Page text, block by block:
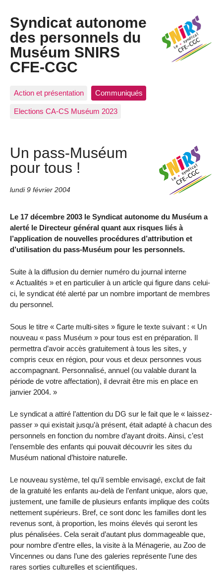
Syndicat autonome
des personnels du
Muséum SNIRS
CFE-CGC
Action et présentation Communiqués
Elections CA-CS Muséum 2023
Un pass-Muséum
pour tous !
lundi 9 février 2004
Le 17 décembre 2003 le Syndicat autonome du Muséum a
alerté le Directeur général quant aux risques liés à
l’application de nouvelles procédures d’attribution et
d’utilisation du pass-Muséum pour les personnels.
Suite à la diffusion du dernier numéro du journal interne
« Actualités » et en particulier à un article qui figure dans celui-
ci, le syndicat été alerté par un nombre important de membres
du personnel.
Sous le titre « Carte multi-sites » figure le texte suivant : « Un
nouveau « pass Muséum » pour tous est en préparation. Il
permettra d’avoir accès gratuitement à tous les sites, y
compris ceux en région, pour vous et deux personnes vous
accompagnant. Personnalisé, annuel (ou valable durant la
période de votre affectation), il devrait être mis en place en
janvier 2004. »
Le syndicat a attiré l’attention du DG sur le fait que le « laissez-
passer » qui existait jusqu’à présent, était adapté à chacun des
personnels en fonction du nombre d’ayant droits. Ainsi, c’est
l’ensemble des enfants qui pouvait découvrir les sites du
Muséum national d’histoire naturelle.
Le nouveau système, tel qu’il semble envisagé, exclut de fait
de la gratuité les enfants au-delà de l’enfant unique, alors que,
justement, une famille de plusieurs enfants implique des coûts
nettement supérieurs. Bref, ce sont donc les familles dont les
revenus sont, à proportion, les moins élevés qui seront les
plus pénalisées. Cela serait d’autant plus dommageable que,
pour nombre d’entre elles, la visite à la Ménagerie, au Zoo de
Vincennes ou dans l’une des galeries représente l’une des
rares sorties culturelles et scientifiques.